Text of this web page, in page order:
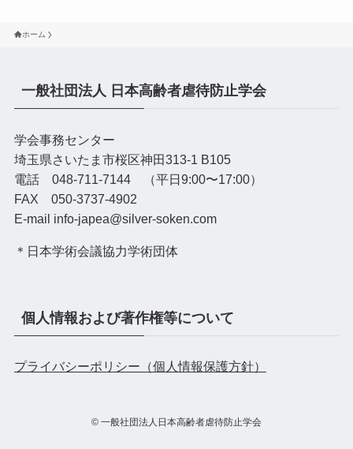
ホーム
一般社団法人 日本高齢者虐待防止学会
学会事務センター
埼玉県さいたま市桜区神田313-1 B105
電話 048-711-7144 （平日9:00〜17:00）
FAX 050-3737-4902
E-mail info-japea@silver-soken.com
＊日本学術会議協力学術団体
個人情報および著作権等について
プライバシーポリシー（個人情報保護方針）
© 一般社団法人日本高齢者虐待防止学会